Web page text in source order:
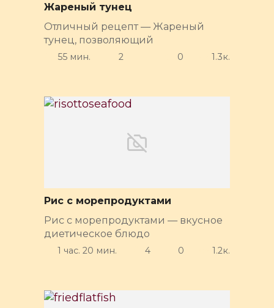
Жареный тунец
Отличный рецепт — Жареный
тунец, позволяющий
55 мин. 2 0 1.3к.
Рис с морепродуктами
Рис с морепродуктами — вкусное
диетическое блюдо
1 час. 20 мин. 4 0 1.2к.